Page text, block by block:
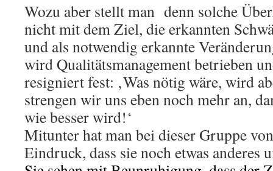
Wozu aber stellt man denn solche
nicht mit dem Ziel, die erkannten
und als notwendig erkannte
wird Qualitätsmanagement betrieben
resigniert fest: ‚Was nötig wäre, wird
strengen wir uns eben noch mehr an,
wie besser wird!‘
Mitunter hat man bei dieser Gruppe
Eindruck, dass sie noch etwas anderes